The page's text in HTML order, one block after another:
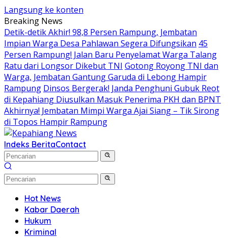
Langsung ke konten
Breaking News
Detik-detik Akhir! 98,8 Persen Rampung, Jembatan
Impian Warga Desa Pahlawan Segera Difungsikan 45
Persen Rampung! Jalan Baru Penyelamat Warga Talang
Ratu dari Longsor Dikebut TNI Gotong Royong TNI dan
Warga, Jembatan Gantung Garuda di Lebong Hampir
Rampung Dinsos Bergerak! Janda Penghuni Gubuk Reot
di Kepahiang Diusulkan Masuk Penerima PKH dan BPNT
Akhirnya! Jembatan Mimpi Warga Ajai Siang – Tik Sirong
di Topos Hampir Rampung
Indeks BeritaContact
Hot News
Kabar Daerah
Hukum
Kriminal